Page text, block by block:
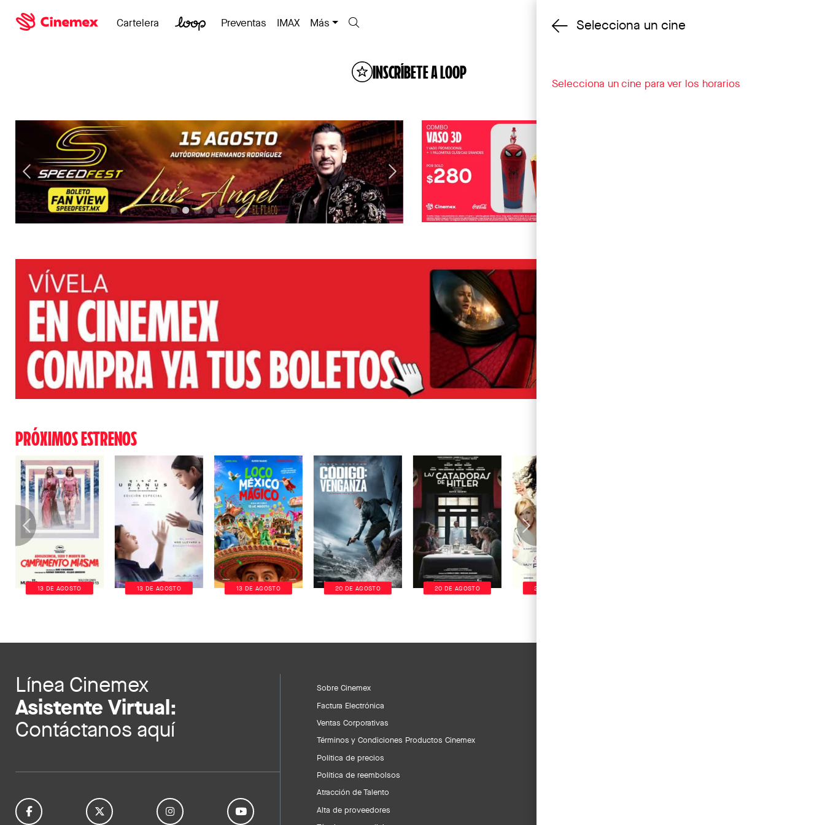
Cambiar cine
Cartelera Preventas IMAX Más
INSCRÍBETE A LOOP
PRÓXIMOS ESTRENOS
13 DE AGOSTO 13 DE AGOSTO 13 DE AGOSTO 20 DE AGOSTO 20 DE AGOSTO 20 DE AGOSTO
Línea Cinemex
Asistente Virtual:
Contáctanos aquí
Sobre Cinemex
Factura Electrónica
Ventas Corporativas
Términos y Condiciones Productos Cinemex
Política de precios
Política de reembolsos
Atracción de Talento
Alta de proveedores
Selecciona un cine
Selecciona un cine para ver los horarios